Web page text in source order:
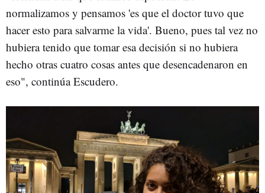
normalizamos y pensamos 'es que el doctor tuvo que
hacer esto para salvarme la vida'. Bueno, pues tal vez no
hubiera tenido que tomar esa decisión si no hubiera
hecho otras cuatro cosas antes que desencadenaron en
eso", continúa Escudero.